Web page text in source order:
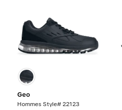
Geo
Hommes Style# 22123